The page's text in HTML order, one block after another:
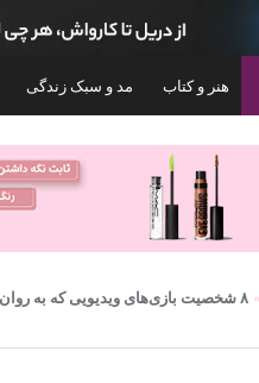
هنر و کتاب مد و سبک زندگی
۸ شخصیت بازی‌های ویدیویی که به روان‌درمانی نیاز دارند